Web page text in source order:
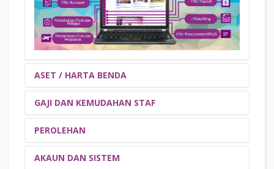
ASET / HARTA BENDA
KENYATAAN/PEMAKLUMAN
LATIHAN SECARA MAYA
Klik pada poster yang berkaitan untuk maklumat
GAJI DAN KEMUDAHAN STAF
KENYATAAN/PEMAKLUMAN
LATIHAN SECARA MAYA
PEROLEHAN
KENYATAAN/PEMAKLUMAN
AKAUN DAN SISTEM